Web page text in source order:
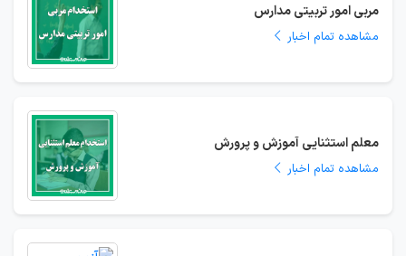
مربی امور تربیتی مدارس
مشاهده تمام اخبار
معلم استثنایی آموزش و پرورش
مشاهده تمام اخبار